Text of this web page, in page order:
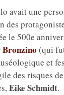
avait une
des
le 500e
Bronzino (qui
et
des risques
Eike Schmidt.